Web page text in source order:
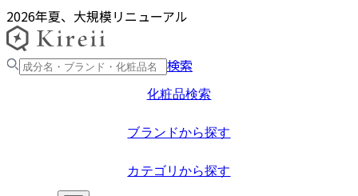
2026年夏、大規模リニューアル
検索
化粧品検索
ブランドから探す
カテゴリから探す